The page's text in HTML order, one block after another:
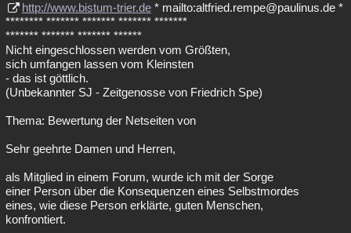
http://www.bistum-trier.de * mailto:altfried.rempe@paulinus.de *
******** ******* ******* ******* *******
******* ******* ******* ******
Nicht eingeschlossen werden vom Größten,
sich umfangen lassen vom Kleinsten
- das ist göttlich.
(Unbekannter SJ - Zeitgenosse von Friedrich Spe)
Thema: Bewertung der Netseiten von
Sehr geehrte Damen und Herren,
als Mitglied in einem Forum, wurde ich mit der Sorge
einer Person über die Konsequenzen eines Selbstmordes
eines, wie diese Person erklärte, guten Menschen,
konfrontiert.